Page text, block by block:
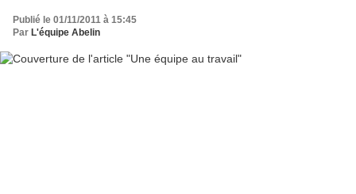
Publié le 01/11/2011 à 15:45
Par L'équipe Abelin